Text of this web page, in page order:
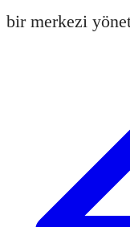
bir merkezi